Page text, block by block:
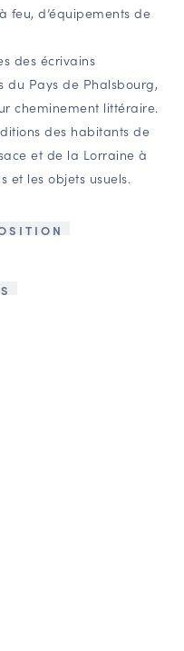
feu, d’équipements de
des écrivains
du Pays de Phalsbourg,
cheminement littéraire.
des habitants de
et de la Lorraine à
et les objets usuels.